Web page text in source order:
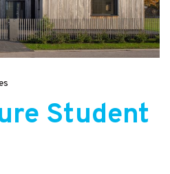
Student